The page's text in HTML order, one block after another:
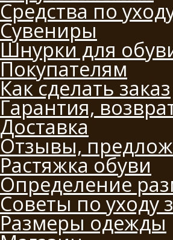
Средства по
Сувениры
Шнурки для
Покупателям
Как сделать заказ
Гарантия,
Доставка
Отзывы,
Растяжка обуви
Определение
Советы по уходу
Размеры одежды